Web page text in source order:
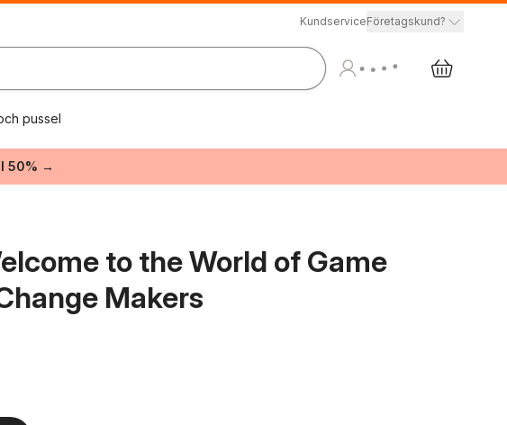
KundserviceFöretagskund?
pussel
50% →
to the World of Game
Makers